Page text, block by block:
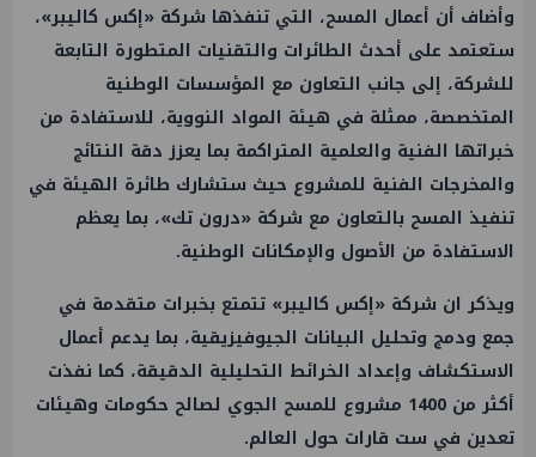
وأضاف أن أعمال المسح، التي تنفذها شركة «إكس كاليبر»،
ستعتمد على أحدث الطائرات والتقنيات المتطورة التابعة
للشركة، إلى جانب التعاون مع المؤسسات الوطنية
المتخصصة، ممثلة في هيئة المواد النووية، للاستفادة من
خبراتها الفنية والعلمية المتراكمة بما يعزز دقة النتائج
والمخرجات الفنية للمشروع حيث ستشارك طائرة الهيئة في
تنفيذ المسح بالتعاون مع شركة «درون تك»، بما يعظم
الاستفادة من الأصول والإمكانات الوطنية.
ويذكر ان شركة «إكس كاليبر» تتمتع بخبرات متقدمة في
جمع ودمج وتحليل البيانات الجيوفيزيقية، بما يدعم أعمال
الاستكشاف وإعداد الخرائط التحليلية الدقيقة، كما نفذت
أكثر من 1400 مشروع للمسح الجوي لصالح حكومات وهيئات
تعدين في ست قارات حول العالم.